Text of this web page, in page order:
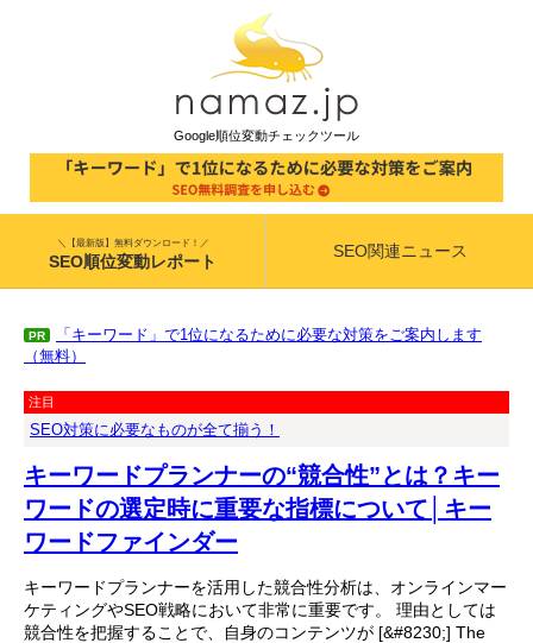
Google順位変動チェックツール
＼【最新版】無料ダウンロード！／
SEO順位変動レポート
SEO関連ニュース
PR
「キーワード」で1位になるために必要な対策をご案内します
（無料）
注目
SEO対策に必要なものが全て揃う！
キーワードプランナーの“競合性”とは？キー
ワードの選定時に重要な指標について│キー
ワードファインダー
キーワードプランナーを活用した競合性分析は、オンラインマー
ケティングやSEO戦略において非常に重要です。 理由としては
競合性を把握することで、自身のコンテンツが [&#8230;] The